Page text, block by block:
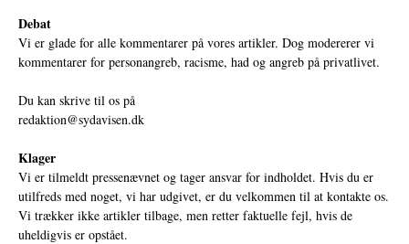
Debat
Vi er glade for alle kommentarer på vores artikler. Dog modererer vi
kommentarer for personangreb, racisme, had og angreb på privatlivet.
Du kan skrive til os på
redaktion@sydavisen.dk
Klager
Vi er tilmeldt pressenævnet og tager ansvar for indholdet. Hvis du er
utilfreds med noget, vi har udgivet, er du velkommen til at kontakte os.
Vi trækker ikke artikler tilbage, men retter faktuelle fejl, hvis de
uheldigvis er opstået.